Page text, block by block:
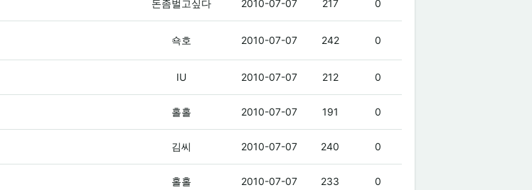
돈좀벌고싶다 2010-07-07 217 0
쇽호 2010-07-07 242 0
IU 2010-07-07 212 0
홀홀 2010-07-07 191 0
김씨 2010-07-07 240 0
홀홀 2010-07-07 233 0